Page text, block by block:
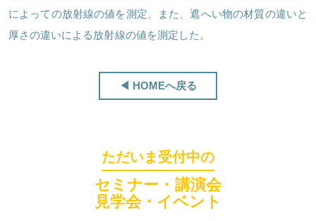
によっての放射線の値を測定、また、遮へい物の材質の違いと
厚さの違いによる放射線の値を測定した。
◀ HOMEへ戻る
ただいま受付中の
セミナー・講演会
見学会・イベント